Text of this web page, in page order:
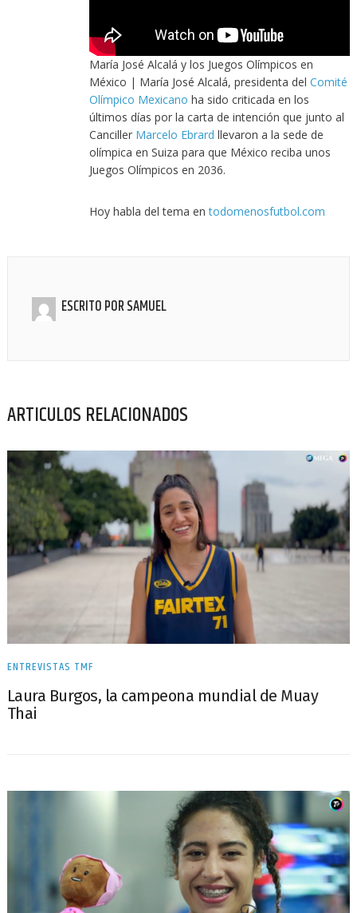
María José Alcalá y los Juegos Olímpicos en
México | María José Alcalá, presidenta delComité
Olímpico Mexicano ha sido criticada en los
últimos días por la carta de intención que junto al
Canciller Marcelo Ebrard llevaron a la sede de
olímpica en Suiza para que México reciba unos
Juegos Olímpicos en 2036.
Hoy habla del tema entodomenosfutbol.com
ESCRITO PORSAMUEL
ARTICULOS RELACIONADOS
ENTREVISTAS TMF
Laura Burgos, la campeona mundial de Muay
Thai